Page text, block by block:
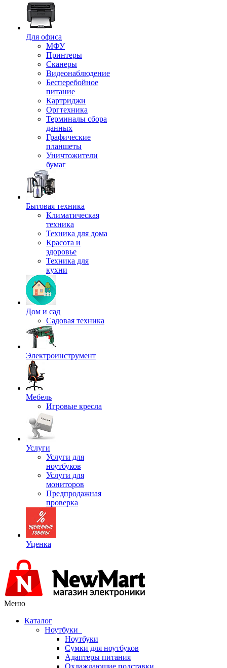
Для офиса
МФУ
Принтеры
Сканеры
Видеонаблюдение
Бесперебойное
питание
Картриджи
Оргтехника
Терминалы сбора
данных
Графические
планшеты
Уничтожители
бумаг
Бытовая техника
Климатическая
техника
Техника для дома
Красота и
здоровье
Техника для
кухни
Дом и сад
Садовая техника
Электроинструмент
Мебель
Игровые кресла
Услуги
Услуги для
ноутбуков
Услуги для
мониторов
Предпродажная
проверка
Уценка
Меню
Каталог
Ноутбуки
Ноутбуки
Сумки для ноутбуков
Адаптеры питания
Охлаждающие подставки